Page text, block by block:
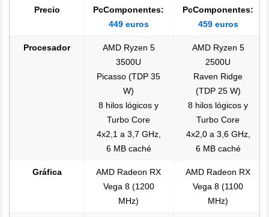
Precio
PcComponentes:
449 euros
PcComponentes:
459 euros
Procesador
AMD Ryzen 5
3500U
Picasso (TDP 35
W)
8 hilos lógicos y
Turbo Core
4x2,1 a 3,7 GHz,
6 MB caché
AMD Ryzen 5
2500U
Raven Ridge
(TDP 25 W)
8 hilos lógicos y
Turbo Core
4x2,0 a 3,6 GHz,
6 MB caché
Gráfica
AMD Radeon RX
Vega 8 (1200
MHz)
AMD Radeon RX
Vega 8 (1100
MHz)